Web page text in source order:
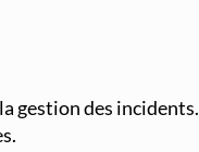
gestion des incidents.